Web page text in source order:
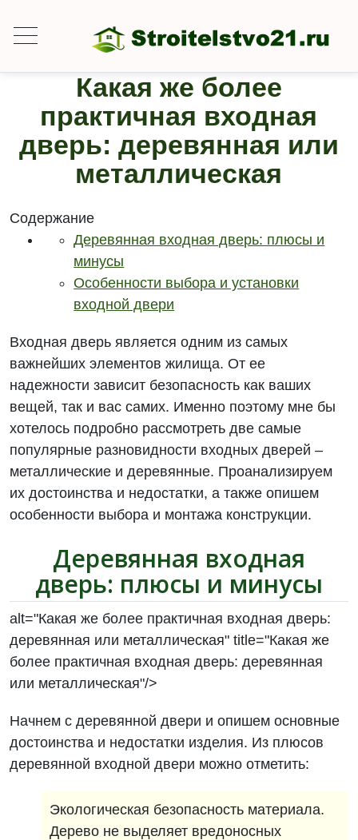
Какая же более
практичная входная
дверь: деревянная или
металлическая
Содержание
Деревянная входная дверь: плюсы и
минусы
Особенности выбора и установки
входной двери
Входная дверь является одним из самых
важнейших элементов жилища. От ее
надежности зависит безопасность как ваших
вещей, так и вас самих. Именно поэтому мне бы
хотелось подробно рассмотреть две самые
популярные разновидности входных дверей –
металлические и деревянные. Проанализируем
их достоинства и недостатки, а также опишем
особенности выбора и монтажа конструкции.
Деревянная входная
дверь: плюсы и минусы
alt="Какая же более практичная входная дверь:
деревянная или металлическая" title="Какая же
более практичная входная дверь: деревянная
или металлическая"/>
Начнем с деревянной двери и опишем основные
достоинства и недостатки изделия. Из плюсов
деревянной входной двери можно отметить:
Экологическая безопасность материала.
Дерево не выделяет вредоносных